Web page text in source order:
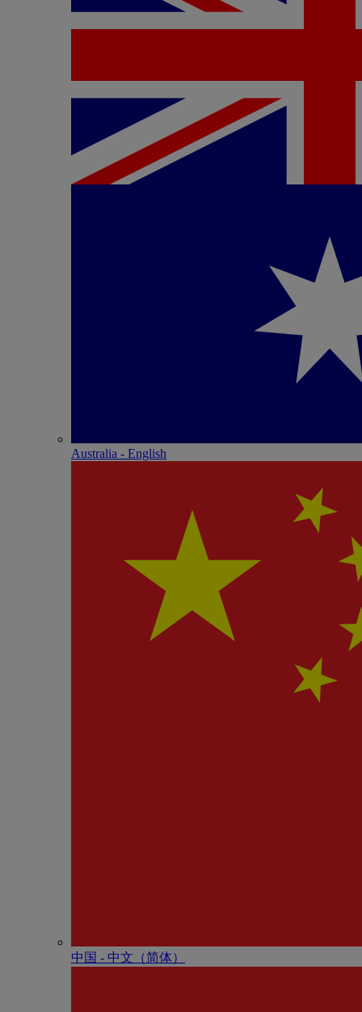
Australia - English
中国 - 中⽂（简体）